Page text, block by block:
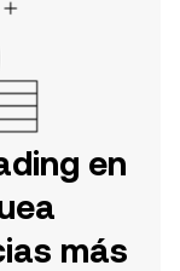
en
más